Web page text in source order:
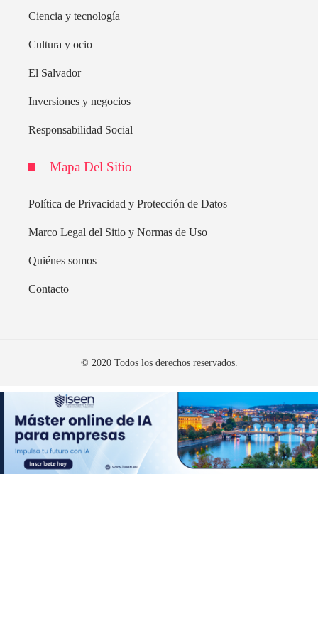
Ciencia y tecnología
Cultura y ocio
El Salvador
Inversiones y negocios
Responsabilidad Social
Mapa Del Sitio
Política de Privacidad y Protección de Datos
Marco Legal del Sitio y Normas de Uso
Quiénes somos
Contacto
© 2020 Todos los derechos reservados.